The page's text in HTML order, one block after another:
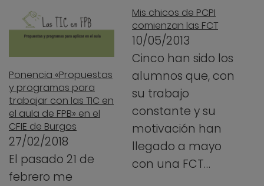
Ponencia «Propuestas
y programas para
trabajar con las TIC en
el aula de FPB» en el
CFIE de Burgos
27/02/2018
El pasado 21 de
febrero me
Mis chicos de PCPI
comienzan las FCT
10/05/2013
Cinco han sido los
alumnos que, con
su trabajo
constante y su
motivación han
llegado a mayo
con una FCT…